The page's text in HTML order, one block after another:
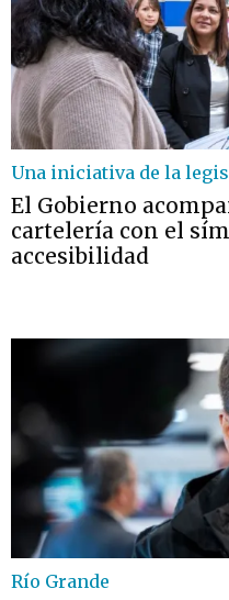
Una iniciativa de la
El Gobierno
cartelería con el
accesibilidad
Río Grande